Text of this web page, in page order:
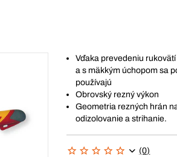
Vďaka prevedeniu
a s mäkkým úchopom sa
používajú
Obrovský rezný výkon
Geometria rezných hrán
odizolovanie a strihanie.
(0)